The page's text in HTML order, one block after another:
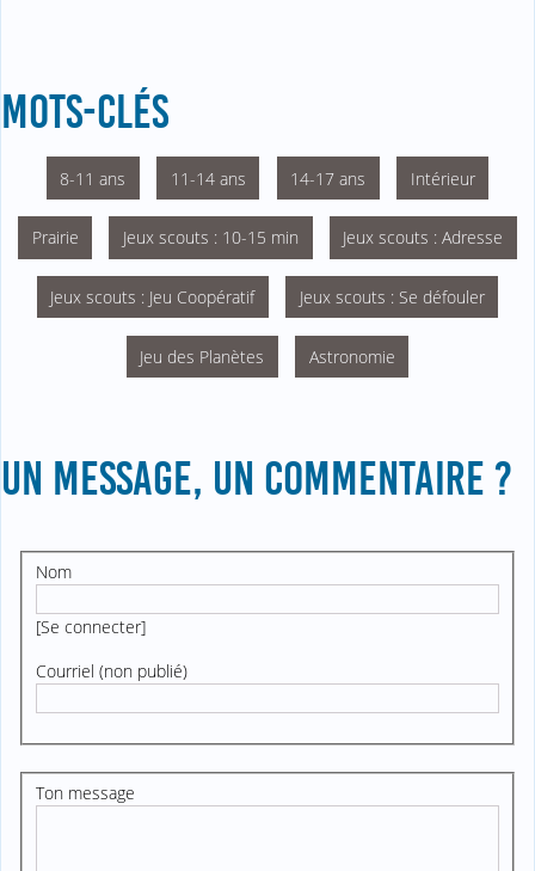
MOTS-CLÉS
8-11 ans 11-14 ans 14-17 ans Intérieur
Prairie Jeux scouts : 10-15 min Jeux scouts : Adresse
Jeux scouts : Jeu Coopératif Jeux scouts : Se défouler
Jeu des Planètes Astronomie
UN MESSAGE, UN COMMENTAIRE ?
Nom
[Se connecter]
Courriel (non publié)
Ton message